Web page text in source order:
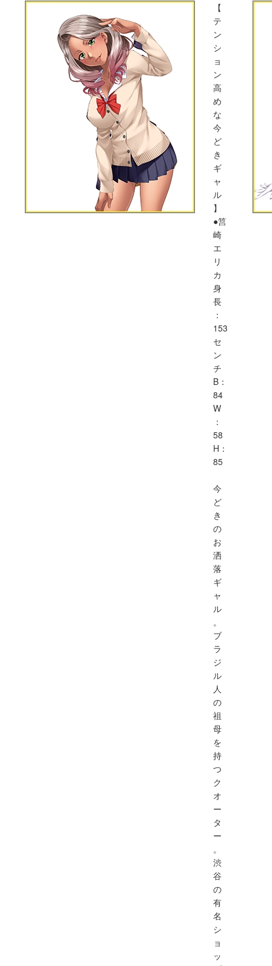
【
テ
ン
シ
ョ
ン
高
め
な
今
ど
き
ギ
ャ
ル
】
●筥
崎
エ
リ
カ
身
長
：
153
セ
ン
チ
B：
84
W
：
58
H：
85
今
ど
き
の
お
洒
落
ギ
ャ
ル
。
ブ
ラ
ジ
ル
人
の
祖
母
を
持
つ
ク
オ
ー
タ
ー
。
渋
谷
の
有
名
シ
ョ
ッ